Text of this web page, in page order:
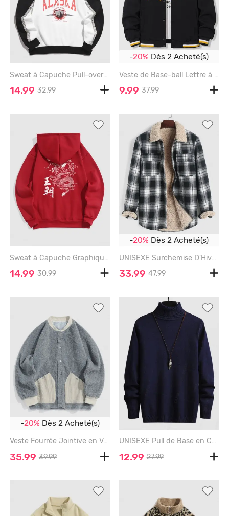
Sweat à Capuche Pull-over Over Over Camouflage à Doublure en Jacquard et Badge - BLACK - XL
14.99 32.99
-20% Dès 2 Acheté(s)
Veste de Base-ball Lettre à Doublure en Laine - BLACK - S
9.99 37.99
Sweat à Capuche Graphique Caractère de Dragon Chinois à Doublure en Laine - RED - XL
14.99 30.99
-20% Dès 2 Acheté(s)
UNISEXE Surchemise D'Hiver en Imitation Peau de Mouton - BLACK - XXL
33.99 47.99
-20% Dès 2 Acheté(s)
Veste Fourrée Jointive en Velours Côtelé avec Poche - DARK GRAY - L
35.99 39.99
UNISEXE Pull de Base en Couleur Unie Chaud Pour Hiver Respectueux de Peau Maille - DEEP BLUE - XS
12.99 27.99